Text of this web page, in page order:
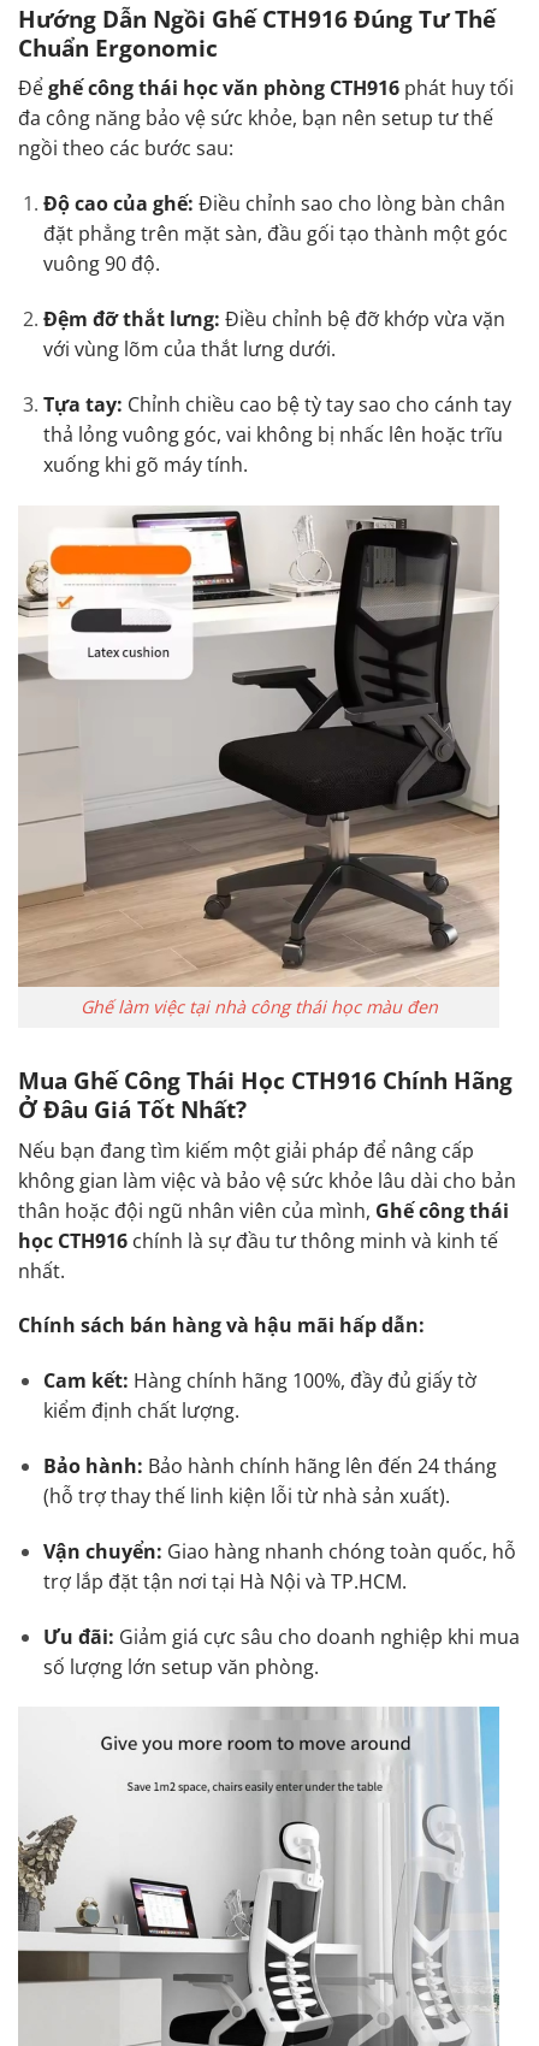
Hướng Dẫn Ngồi Ghế CTH916 Đúng Tư Thế
Chuẩn Ergonomic
Đểghế công thái học văn phòng CTH916 phát huy tối
đa công năng bảo vệ sức khỏe, bạn nên setup tư thế
ngồi theo các bước sau:
Độ cao của ghế: Điều chỉnh sao cho lòng bàn chân
đặt phẳng trên mặt sàn, đầu gối tạo thành một góc
vuông 90 độ.
Đệm đỡ thắt lưng: Điều chỉnh bệ đỡ khớp vừa vặn
với vùng lõm của thắt lưng dưới.
Tựa tay: Chỉnh chiều cao bệ tỳ tay sao cho cánh tay
thả lỏng vuông góc, vai không bị nhấc lên hoặc trĩu
xuống khi gõ máy tính.
Ghế làm việc tại nhà công thái học màu đen
Mua Ghế Công Thái Học CTH916 Chính Hãng
Ở Đâu Giá Tốt Nhất?
Nếu bạn đang tìm kiếm một giải pháp để nâng cấp
không gian làm việc và bảo vệ sức khỏe lâu dài cho bản
thân hoặc đội ngũ nhân viên của mình, Ghế công thái
học CTH916 chính là sự đầu tư thông minh và kinh tế
nhất.
Chính sách bán hàng và hậu mãi hấp dẫn:
Cam kết: Hàng chính hãng 100%, đầy đủ giấy tờ
kiểm định chất lượng.
Bảo hành: Bảo hành chính hãng lên đến 24 tháng
(hỗ trợ thay thế linh kiện lỗi từ nhà sản xuất).
Vận chuyển: Giao hàng nhanh chóng toàn quốc, hỗ
trợ lắp đặt tận nơi tại Hà Nội và TP.HCM.
Ưu đãi: Giảm giá cực sâu cho doanh nghiệp khi mua
số lượng lớn setup văn phòng.